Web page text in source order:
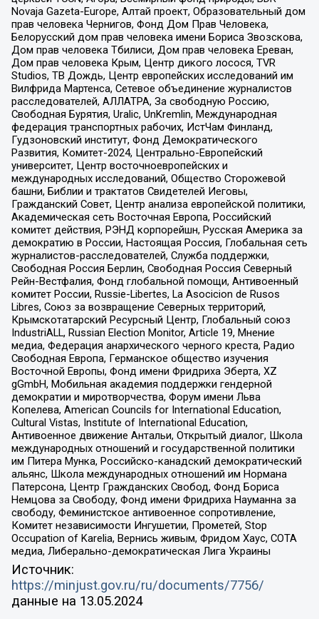
Novaja Gazeta-Europe, Алтай проект, Образовательный дом
прав человека Чернигов, Фонд Дом Прав Человека,
Белорусский дом прав человека имени Бориса Звозскова,
Дом прав человека Тбилиси, Дом прав человека Ереван,
Дом прав человека Крым, Центр дикого лосося, TVR
Studios, ТВ Дождь, Центр европейских исследований им
Вилфрида Мартенса, Сетевое объединение журналистов
расследователей, АЛЛАТРА, За свободную Россию,
Свободная Бурятия, Uralic, UnKremlin, Международная
федерация транспортных рабочих, ИстЧам Финланд,
Гудзоновский институт, Фонд Демократического
Развития, Комитет-2024, Центрально-Европейский
университет, Центр восточноевропейских и
международных исследований, Общество Сторожевой
башни, Библии и трактатов Свидетелей Иеговы,
Гражданский Совет, Центр анализа европейской политики,
Академическая сеть Восточная Европа, Российский
комитет действия, РЭНД корпорейшн, Русская Америка за
демократию в России, Настоящая Россия, Глобальная сеть
журналистов-расследователей, Служба поддержки,
Свободная Россия Берлин, Свободная Россия Северный
Рейн-Вестфалия, Фонд глобальной помощи, Антивоенный
комитет России, Russie-Libertes, La Asocicion de Rusos
Libres, Союз за возвращение Северных территорий,
Крымскотатарский Ресурсный Центр, Глобальный союз
IndustriALL, Russian Election Monitor, Article 19, Мнение
медиа, Федерация анархического черного креста, Радио
Свободная Европа, Германское общество изучения
Восточной Европы, Фонд имени Фридриха Эберта, XZ
gGmbH, Мобильная академия поддержки гендерной
демократии и миротворчества, Форум имени Льва
Копелева, American Councils for International Education,
Cultural Vistas, Institute of International Education,
Антивоенное движение Антальи, Открытый диалог, Школа
международных отношений и государственной политики
им Питера Мунка, Российско-канадский демократический
альянс, Школа международных отношений им Нормана
Патерсона, Центр Гражданских Свобод, Фонд Бориса
Немцова за Свободу, Фонд имени Фридриха Науманна за
свободу, Феминистское антивоенное сопротивление,
Комитет независимости Ингушетии, Прометей, Stop
Occupation of Karelia, Вернись живым, Фридом Хаус, СОТА
медиа, Либерально-демократическая Лига Украины
Источник:
https://minjust.gov.ru/ru/documents/7756/
данные на 13.05.2024